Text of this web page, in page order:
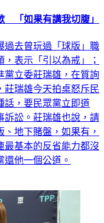
「如果有講我切腹」
過去曾玩過「球版」職
表示「引以為戒」；
黨立委莊瑞雄，在質詢
莊瑞雄今天拍桌怒斥民
話，要民眾黨立即道
訴訟。莊瑞雄也說，請
地下賭盤，如果有，
最基本的反省能力都沒
他一個公道。